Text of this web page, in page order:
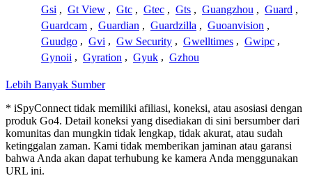
Gsi , Gt View , Gtc , Gtec , Gts , Guangzhou , Guard ,
Guardcam , Guardian , Guardzilla , Guoanvision ,
Guudgo , Gvi , Gw Security , Gwelltimes , Gwipc ,
Gynoii , Gyration , Gyuk , Gzhou
Lebih Banyak Sumber
* iSpyConnect tidak memiliki afiliasi, koneksi, atau asosiasi dengan
produk Go4. Detail koneksi yang disediakan di sini bersumber dari
komunitas dan mungkin tidak lengkap, tidak akurat, atau sudah
ketinggalan zaman. Kami tidak memberikan jaminan atau garansi
bahwa Anda akan dapat terhubung ke kamera Anda menggunakan
URL ini.